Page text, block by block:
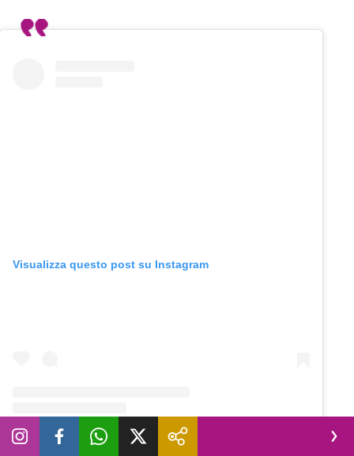
Visualizza questo post su Instagram